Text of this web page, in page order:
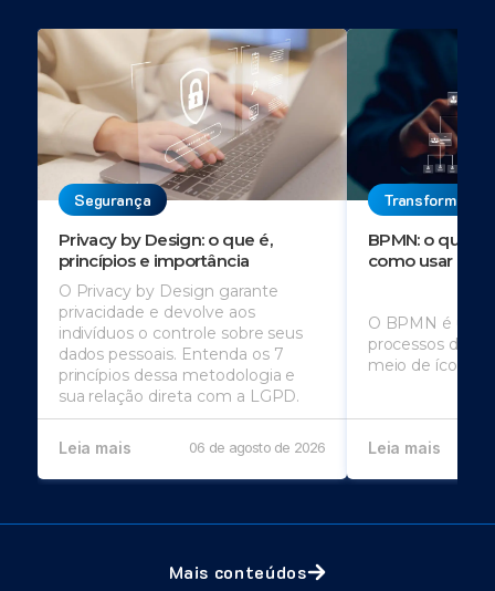
Segurança
Privacy by Design: o que é,
princípios e importância
O Privacy by Design garante
privacidade e devolve aos
indivíduos o controle sobre seus
dados pessoais. Entenda os 7
princípios dessa metodologia e
sua relação direta com a LGPD.
Leia mais 06 de agosto de 2026
BPMN: o que
como usar
O BPMN é
processos de
meio de ícones
Leia mais
Mais conteúdos